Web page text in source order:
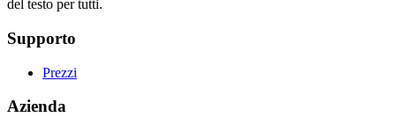
del testo per tutti.
Supporto
Prezzi
Azienda